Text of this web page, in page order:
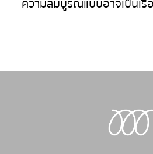
ความสมบูรณ์แบบอาจเป็นเรื่